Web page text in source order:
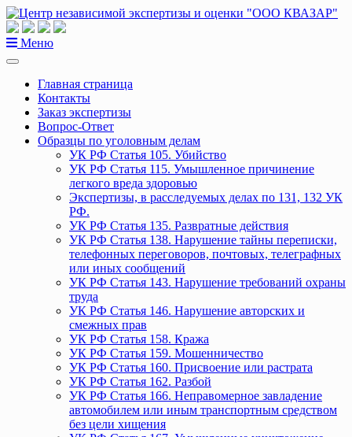
Перейти
к
содержанию
Меню
Главная страница
Контакты
Заказ экспертизы
Вопрос-Ответ
Образцы по уголовным делам
УК РФ Статья 105. Убийство
УК РФ Статья 115. Умышленное причинение
легкого вреда здоровью
Экспертизы, в расследуемых делах по 131, 132 УК
РФ.
УК РФ Статья 135. Развратные действия
УК РФ Статья 138. Нарушение тайны переписки,
телефонных переговоров, почтовых, телеграфных
или иных сообщений
УК РФ Статья 143. Нарушение требований охраны
труда
УК РФ Статья 146. Нарушение авторских и
смежных прав
УК РФ Статья 158. Кража
УК РФ Статья 159. Мошенничество
УК РФ Статья 160. Присвоение или растрата
УК РФ Статья 162. Разбой
УК РФ Статья 166. Неправомерное завладение
автомобилем или иным транспортным средством
без цели хищения